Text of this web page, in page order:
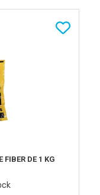
FIBER DE 1 KG